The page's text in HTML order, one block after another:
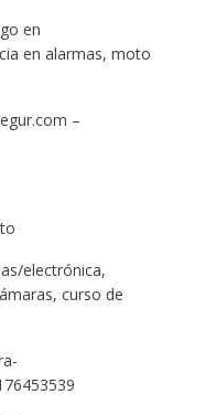
en
en alarmas, moto
–
electrónica,
curso de